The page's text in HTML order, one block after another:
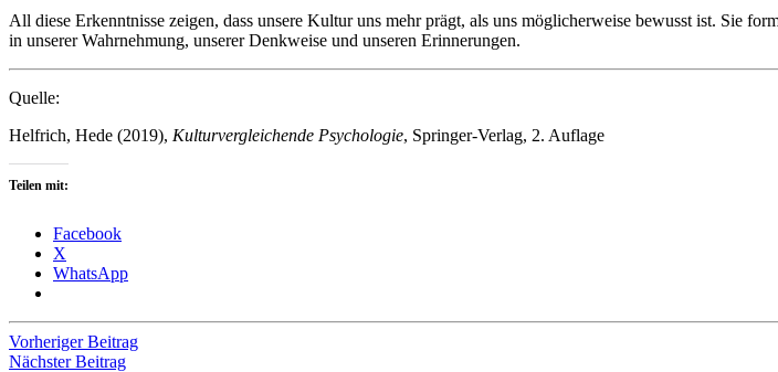
All diese Erkenntnisse zeigen, dass unsere Kultur uns mehr prägt, als uns möglicherweise bewusst ist. Sie
in unserer Wahrnehmung, unserer Denkweise und unseren Erinnerungen.
Quelle:
Helfrich, Hede (2019), Kulturvergleichende Psychologie, Springer-Verlag, 2. Auflage
Teilen mit:
Facebook
X
WhatsApp
Beitragsnavigation
Vorheriger Beitrag
Nächster Beitrag